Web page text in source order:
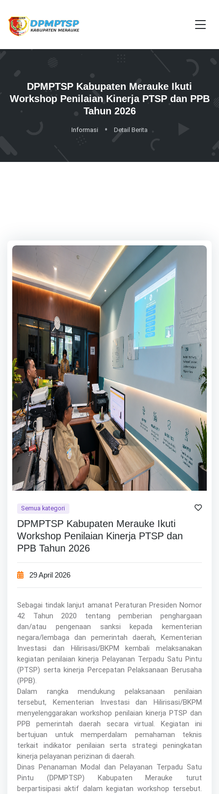
DPMPTSP Kabupaten Merauke Ikuti
Workshop Penilaian Kinerja PTSP dan PPB
Tahun 2026
Informasi Detail Berita
Semua kategori
DPMPTSP Kabupaten Merauke Ikuti
Workshop Penilaian Kinerja PTSP dan
PPB Tahun 2026
29 April 2026
Sebagai tindak lanjut amanat Peraturan Presiden Nomor
42 Tahun 2020 tentang pemberian penghargaan
dan/atau pengenaan sanksi kepada kementerian
negara/lembaga dan pemerintah daerah, Kementerian
Investasi dan Hilirisasi/BKPM kembali melaksanakan
kegiatan penilaian kinerja Pelayanan Terpadu Satu Pintu
(PTSP) serta kinerja Percepatan Pelaksanaan Berusaha
(PPB).
Dalam rangka mendukung pelaksanaan penilaian
tersebut, Kementerian Investasi dan Hilirisasi/BKPM
menyelenggarakan workshop penilaian kinerja PTSP dan
PPB pemerintah daerah secara virtual. Kegiatan ini
bertujuan untuk memperdalam pemahaman teknis
terkait indikator penilaian serta strategi peningkatan
kinerja pelayanan perizinan di daerah.
Dinas Penanaman Modal dan Pelayanan Terpadu Satu
Pintu (DPMPTSP) Kabupaten Merauke turut
berpartisipasi aktif dalam kegiatan workshop tersebut.